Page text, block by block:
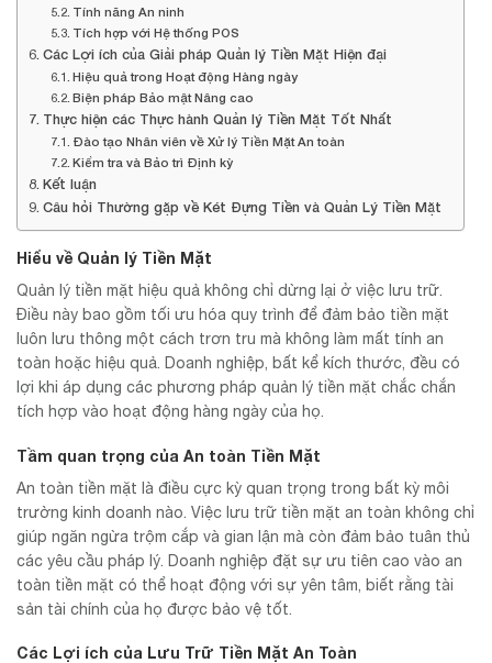
Tính năng An ninh
Tích hợp với Hệ thống POS
Các Lợi ích của Giải pháp Quản lý Tiền Mặt Hiện đại
Hiệu quả trong Hoạt động Hàng ngày
Biện pháp Bảo mật Nâng cao
Thực hiện các Thực hành Quản lý Tiền Mặt Tốt Nhất
Đào tạo Nhân viên về Xử lý Tiền Mặt An toàn
Kiểm tra và Bảo trì Định kỳ
Kết luận
Câu hỏi Thường gặp về Két Đựng Tiền và Quản Lý Tiền Mặt
Hiểu về Quản lý Tiền Mặt
Quản lý tiền mặt hiệu quả không chỉ dừng lại ở việc lưu trữ.
Điều này bao gồm tối ưu hóa quy trình để đảm bảo tiền mặt
luôn lưu thông một cách trơn tru mà không làm mất tính an
toàn hoặc hiệu quả. Doanh nghiệp, bất kể kích thước, đều có
lợi khi áp dụng các phương pháp quản lý tiền mặt chắc chắn
tích hợp vào hoạt động hàng ngày của họ.
Tầm quan trọng của An toàn Tiền Mặt
An toàn tiền mặt là điều cực kỳ quan trọng trong bất kỳ môi
trường kinh doanh nào. Việc lưu trữ tiền mặt an toàn không chỉ
giúp ngăn ngừa trộm cắp và gian lận mà còn đảm bảo tuân thủ
các yêu cầu pháp lý. Doanh nghiệp đặt sự ưu tiên cao vào an
toàn tiền mặt có thể hoạt động với sự yên tâm, biết rằng tài
sản tài chính của họ được bảo vệ tốt.
Các Lợi ích của Lưu Trữ Tiền Mặt An Toàn